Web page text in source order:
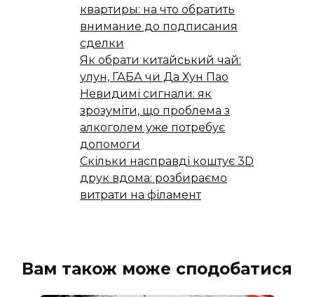
квартиры: на что обратить
внимание до подписания
сделки
Як обрати китайський чай:
улун, ГАБА чи Да Хун Пао
Невидимі сигнали: як
зрозуміти, що проблема з
алкоголем уже потребує
допомоги
Скільки насправді коштує 3D
друк вдома: розбираємо
витрати на філамент
Вам також може сподобатися